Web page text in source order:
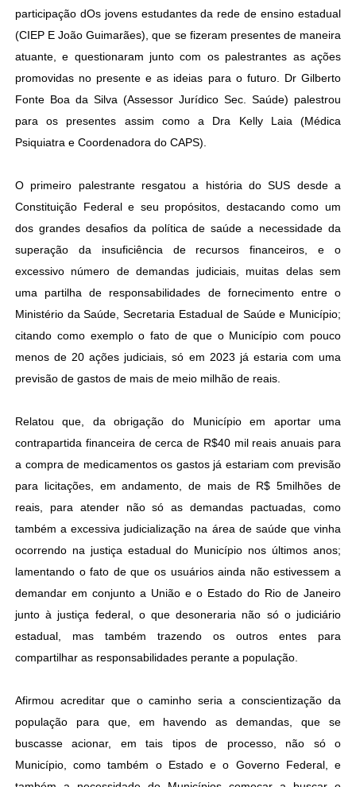
participação dOs jovens estudantes da rede de ensino estadual
(CIEP E João Guimarães), que se fizeram presentes de maneira
atuante, e questionaram junto com os palestrantes as ações
promovidas no presente e as ideias para o futuro. Dr Gilberto
Fonte Boa da Silva (Assessor Jurídico Sec. Saúde) palestrou
para os presentes assim como a Dra Kelly Laia (Médica
Psiquiatra e Coordenadora do CAPS).
O primeiro palestrante resgatou a história do SUS desde a
Constituição Federal e seu propósitos, destacando como um
dos grandes desafios da política de saúde a necessidade da
superação da insuficiência de recursos financeiros, e o
excessivo número de demandas judiciais, muitas delas sem
uma partilha de responsabilidades de fornecimento entre o
Ministério da Saúde, Secretaria Estadual de Saúde e Município;
citando como exemplo o fato de que o Município com pouco
menos de 20 ações judiciais, só em 2023 já estaria com uma
previsão de gastos de mais de meio milhão de reais.
Relatou que, da obrigação do Município em aportar uma
contrapartida financeira de cerca de R$40 mil reais anuais para
a compra de medicamentos os gastos já estariam com previsão
para licitações, em andamento, de mais de R$ 5milhões de
reais, para atender não só as demandas pactuadas, como
também a excessiva judicialização na área de saúde que vinha
ocorrendo na justiça estadual do Município nos últimos anos;
lamentando o fato de que os usuários ainda não estivessem a
demandar em conjunto a União e o Estado do Rio de Janeiro
junto à justiça federal, o que desoneraria não só o judiciário
estadual, mas também trazendo os outros entes para
compartilhar as responsabilidades perante a população.
Afirmou acreditar que o caminho seria a conscientização da
população para que, em havendo as demandas, que se
buscasse acionar, em tais tipos de processo, não só o
Município, como também o Estado e o Governo Federal, e